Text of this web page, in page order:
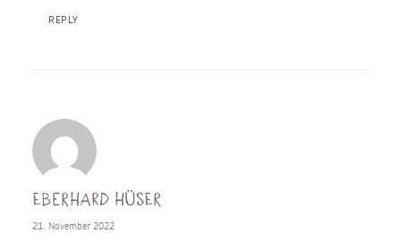
REPLY
Eberhard Hüser
21. November 2022